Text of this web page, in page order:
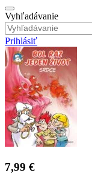
Vyhľadávanie
Prihlásiť
7,99 €